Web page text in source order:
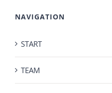
NAVIGATION
START
TEAM